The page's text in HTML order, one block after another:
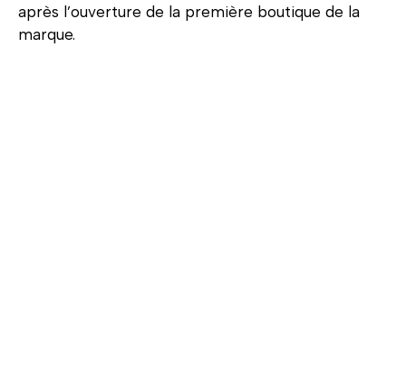
après l’ouverture de la première boutique de la
marque.